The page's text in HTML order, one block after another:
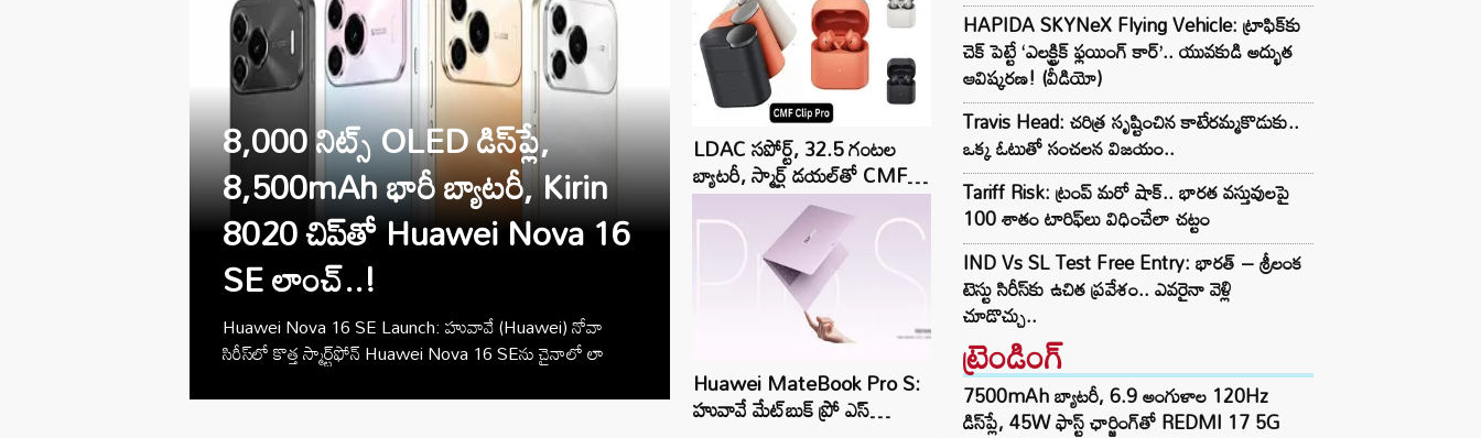
8,000 నిట్స్ OLED డిస్‌ప్లే,
8,500mAh భారీ బ్యాటరీ, Kirin
8020 చిప్‌తో Huawei Nova 16
SE లాంచ్..!
Huawei Nova 16 SE Launch: హువావే (Huawei) నోవా
సిరీస్‌లో కొత్త స్మార్ట్‌ఫోన్ Huawei Nova 16 SEను చైనాలో లా
LDAC సపోర్ట్, 32.5 గంటల
బ్యాటరీ, స్మార్ట్ డయల్‌తో CMF
Clip Pro ఓపెన్-ఇయర్
ఇయర్‌బడ్స్ లాంచ్..!
Huawei MateBook Pro S:
హువావే మేట్‌బుక్ ప్రో ఎస్
HAPIDA SKYNeX Flying Vehicle: ట్రాఫిక్‌కు
చెక్ పెట్టే ‘ఎలక్ట్రిక్ ఫ్లయింగ్ కార్’.. యువకుడి అద్భుత
ఆవిష్కరణ! (వీడియో)
Travis Head: చరిత్ర సృష్టించిన కాటేరమ్మకొడుకు..
ఒక్క ఓటుతో సంచలన విజయం..
Tariff Risk: ట్రంప్ మరో షాక్.. భారత వస్తువులపై
100 శాతం టారిఫ్‌లు విధించేలా చట్టం
IND Vs SL Test Free Entry: భారత్ – శ్రీలంక
టెస్టు సిరీస్‌కు ఉచిత ప్రవేశం.. ఎవరైనా వెళ్లి
చూడొచ్చు..
ట్రెండింగ్‌
7500mAh బ్యాటరీ, 6.9 అంగుళాల 120Hz
డిస్‌ప్లే, 45W ఫాస్ట్ ఛార్జింగ్‌తో REDMI 17 5G